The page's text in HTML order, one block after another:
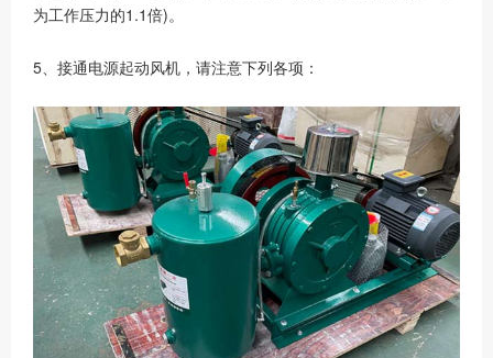
为工作压力的1.1倍)。
5、接通电源起动风机，请注意下列各项：